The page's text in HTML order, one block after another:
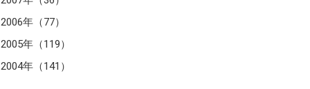
2006年（77）
2005年（119）
2004年（141）